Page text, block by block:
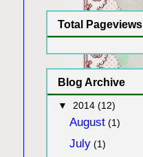
Total Pageviews
Blog Archive
▼ 2014 (12)
August (1)
July (1)